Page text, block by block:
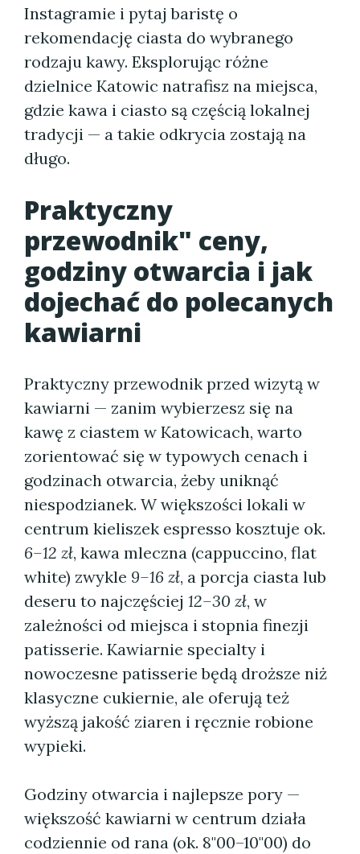
Instagramie i pytaj baristę o
rekomendację ciasta do wybranego
rodzaju kawy. Eksplorując różne
dzielnice Katowic natrafisz na miejsca,
gdzie kawa i ciasto są częścią lokalnej
tradycji — a takie odkrycia zostają na
długo.
Praktyczny
przewodnik" ceny,
godziny otwarcia i jak
dojechać do polecanych
kawiarni
Praktyczny przewodnik przed wizytą w
kawiarni — zanim wybierzesz się na
kawę z ciastem w Katowicach, warto
zorientować się w typowych cenach i
godzinach otwarcia, żeby uniknąć
niespodzianek. W większości lokali w
centrum kieliszek espresso kosztuje ok.
6–12 zł, kawa mleczna (cappuccino, flat
white) zwykle 9–16 zł, a porcja ciasta lub
deseru to najczęściej 12–30 zł, w
zależności od miejsca i stopnia finezji
patisserie. Kawiarnie specialty i
nowoczesne patisserie będą droższe niż
klasyczne cukiernie, ale oferują też
wyższą jakość ziaren i ręcznie robione
wypieki.
Godziny otwarcia i najlepsze pory —
większość kawiarni w centrum działa
codziennie od rana (ok. 8"00–10"00) do